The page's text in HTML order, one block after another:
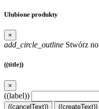
Ulubione produkty
×
add_circle_outline Stwórz
((title))
×
((label))
((cancelText)) ((createText))